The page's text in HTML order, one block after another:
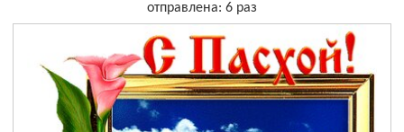
отправлена: 6 раз